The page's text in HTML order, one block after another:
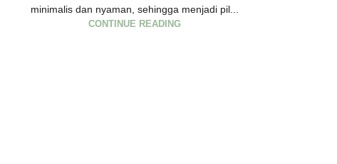
minimalis dan nyaman, sehingga menjadi pil...
CONTINUE READING